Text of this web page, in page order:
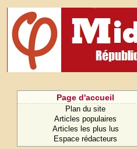
Page d'accueil
Plan du site
Articles populaires
Articles les plus lus
Espace rédacteurs